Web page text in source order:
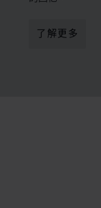
了解更多